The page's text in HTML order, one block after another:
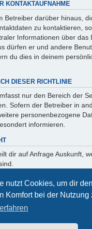
nutzt Cookies, um dir den
Komfort bei der Nutzung
KONTAKTAUFNAHME
Betreiber darüber hinaus,
zu kontaktieren,
Informationen über das
dürfen er und andere
du dies in deinem
DIESER RICHTLINIE
nur den Bereich der
Sofern der Betreiber in
personenbezogene
informieren.
dir auf Anfrage Auskunft,
die Löschung bzw.
hierzu bitte den